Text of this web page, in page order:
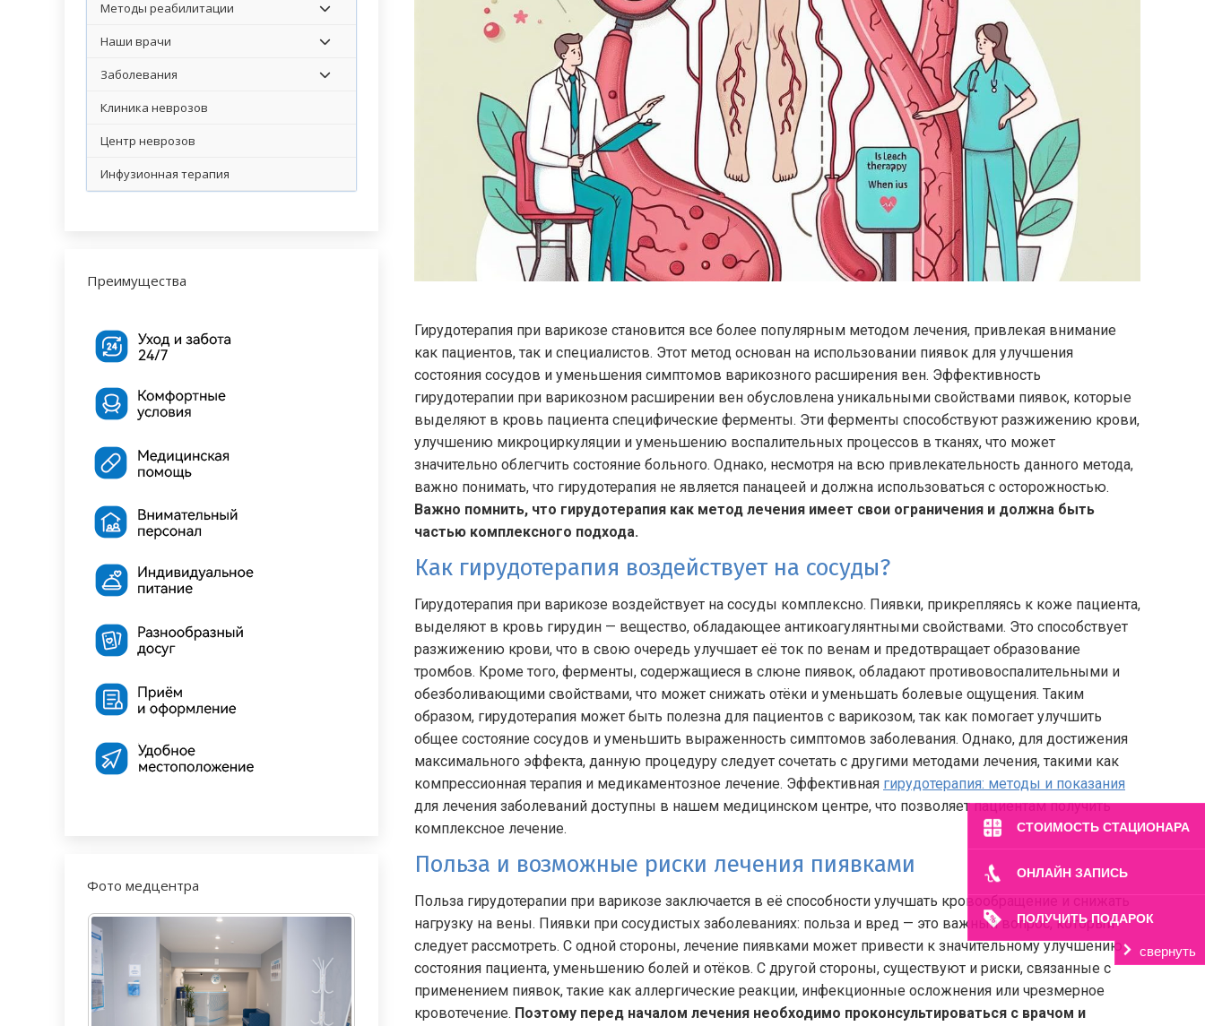
СТОИМОСТЬ СТАЦИОНАРА
ОНЛАЙН ЗАПИСЬ
ПОЛУЧИТЬ ПОДАРОК
свернуть
Гирудотерапия при варикозе становится все более популярным методом лечения, привлекая внимание
как пациентов, так и специалистов. Этот метод основан на использовании пиявок для улучшения
состояния сосудов и уменьшения симптомов варикозного расширения вен. Эффективность
гирудотерапии при варикозном расширении вен обусловлена уникальными свойствами пиявок, которые
выделяют в кровь пациента специфические ферменты. Эти ферменты способствуют разжижению крови,
улучшению микроциркуляции и уменьшению воспалительных процессов в тканях, что может
значительно облегчить состояние больного. Однако, несмотря на всю привлекательность данного метода,
важно понимать, что гирудотерапия не является панацеей и должна использоваться с осторожностью.
Важно помнить, что гирудотерапия как метод лечения имеет свои ограничения и должна быть
частью комплексного подхода.
Как гирудотерапия воздействует на сосуды?
Гирудотерапия при варикозе воздействует на сосуды комплексно. Пиявки, прикрепляясь к коже пациента,
выделяют в кровь гирудин — вещество, обладающее антикоагулянтными свойствами. Это способствует
разжижению крови, что в свою очередь улучшает её ток по венам и предотвращает образование
тромбов. Кроме того, ферменты, содержащиеся в слюне пиявок, обладают противовоспалительными и
обезболивающими свойствами, что может снижать отёки и уменьшать болевые ощущения. Таким
образом, гирудотерапия может быть полезна для пациентов с варикозом, так как помогает улучшить
общее состояние сосудов и уменьшить выраженность симптомов заболевания. Однако, для достижения
максимального эффекта, данную процедуру следует сочетать с другими методами лечения, такими как
компрессионная терапия и медикаментозное лечение. Эффективная гирудотерапия: методы и показания
для лечения заболеваний доступны в нашем медицинском центре, что позволяет пациентам получить
комплексное лечение.
Польза и возможные риски лечения пиявками
Польза гирудотерапии при варикозе заключается в её способности улучшать кровообращение и снижать
нагрузку на вены. Пиявки при сосудистых заболеваниях: польза и вред — это важный вопрос, который
следует рассмотреть. С одной стороны, лечение пиявками может привести к значительному улучшению
состояния пациента, уменьшению болей и отёков. С другой стороны, существуют и риски, связанные с
применением пиявок, такие как аллергические реакции, инфекционные осложнения или чрезмерное
кровотечение. Поэтому перед началом лечения необходимо проконсультироваться с врачом и
Методы реабилитации
Наши врачи
Заболевания
Клиника неврозов
Центр неврозов
Инфузионная терапия
Преимущества
Фото медцентра